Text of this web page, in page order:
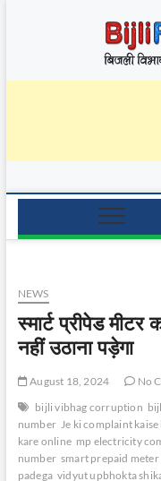
NEWS
स्मार्ट प्रीपेड
नहीं उठाना पड़ेगा
August 18, 2024
No
bijli vibhag corruption
number Je ki complaint
kare online mp electricity
number smart prepaid
padega vidyut upbhokta